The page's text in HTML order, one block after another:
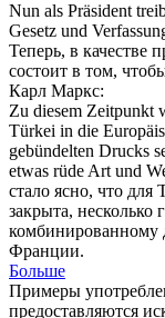
Nun als Präsident
Gesetz und
Теперь, в качестве
состоит в том,
Карл Маркс:
Zu diesem Zeitpunkt
Türkei in die
gebündelten Drucks
etwas rüde Art und
стало ясно, что
закрыта, несколько
комбинированному
Франции.
Больше
Примеры
предоставляются